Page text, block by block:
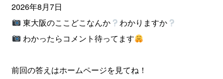
2026年8月7日
東大阪のここどこなんか
わかりますか
わかったらコメント待ってます
前回の答えはホームページを見てね！